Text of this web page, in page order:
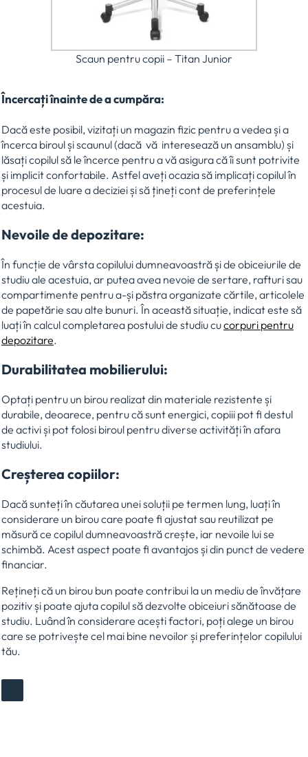
Scaun pentru copii – Titan Junior
Încercați înainte de a cumpăra:
Dacă este posibil, vizitați un magazin fizic pentru a vedea și a
încerca biroul și scaunul (dacă vă interesează un ansamblu) și
lăsați copilul să le încerce pentru a vă asigura că îi sunt potrivite
și implicit confortabile. Astfel aveți ocazia să implicați copilul în
procesul de luare a deciziei și să țineți cont de preferințele
acestuia.
Nevoile de depozitare:
În funcție de vârsta copilului dumneavoastră și de obiceiurile de
studiu ale acestuia, ar putea avea nevoie de sertare, rafturi sau
compartimente pentru a-și păstra organizate cărtile, articolele
de papetărie sau alte bunuri. În această situație, indicat este să
luați în calcul completarea postului de studiu cucorpuri pentru
depozitare.
Durabilitatea mobilierului:
Optați pentru un birou realizat din materiale rezistente și
durabile, deoarece, pentru că sunt energici, copiii pot fi destul
de activi și pot folosi biroul pentru diverse activități în afara
studiului.
Creșterea copiilor:
Dacă sunteți în căutarea unei soluții pe termen lung, luați în
considerare un birou care poate fi ajustat sau reutilizat pe
măsură ce copilul dumneavoastră crește, iar nevoile lui se
schimbă. Acest aspect poate fi avantajos și din punct de vedere
financiar.
Rețineți că un birou bun poate contribui la un mediu de învățare
pozitiv și poate ajuta copilul să dezvolte obiceiuri sănătoase de
studiu. Luând în considerare acești factori, poți alege un birou
care se potrivește cel mai bine nevoilor și preferințelor copilului
tău.